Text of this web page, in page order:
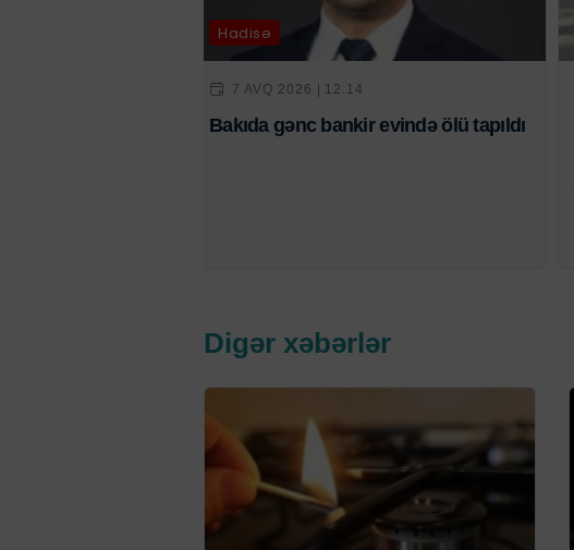
Hadisə
7 AVQ 2026 | 12:14
Bakıda gənc bankir evində ölü tapıldı
Digər xəbərlər